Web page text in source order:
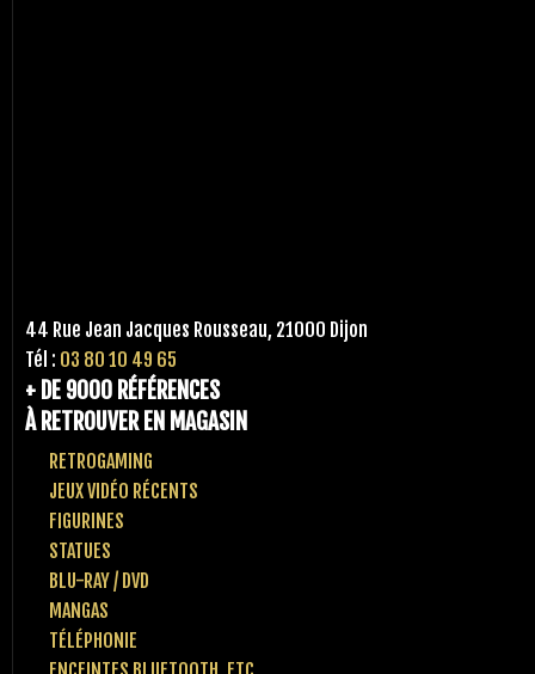
44 Rue Jean Jacques Rousseau, 21000 Dijon
Tél : 03 80 10 49 65
+ DE 9000 RÉFÉRENCES
À RETROUVER EN MAGASIN
RETROGAMING
JEUX VIDÉO RÉCENTS
FIGURINES
STATUES
BLU-RAY / DVD
MANGAS
TÉLÉPHONIE